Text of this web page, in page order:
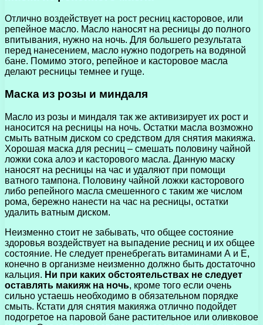
Отлично воздействует на рост ресниц касторовое, или
репейное масло. Масло наносят на ресницы до полного
впитывания, нужно на ночь. Для большего результата
перед нанесением, масло нужно подогреть на водяной
бане. Помимо этого, репейное и касторовое масла
делают ресницы темнее и гуще.
Маска из розы и миндаля
Масло из розы и миндаля так же активизирует их рост и
наносится на ресницы на ночь. Остатки масла возможно
смыть ватным диском со средством для снятия макияжа.
Хорошая маска для ресниц – смешать половину чайной
ложки сока алоэ и касторового масла. Данную маску
наносят на ресницы на час и удаляют при помощи
ватного тампона. Половину чайной ложки касторового
либо репейного масла смешенного с таким же числом
рома, бережно нанести на час на ресницы, остатки
удалить ватным диском.
Неизменно стоит не забывать, что общее состояние
здоровья воздействует на выпадение ресниц и их общее
состояние. Не следует пренебрегать витаминами А и Е,
конечно в организме неизменно должно быть достаточно
кальция. Ни при каких обстоятельствах не следует
оставлять макияж на ночь, кроме того если очень
сильно устаешь необходимо в обязательном порядке
смыть. Кстати для снятия макияжа отлично подойдет
подогретое на паровой бане растительное или оливковое